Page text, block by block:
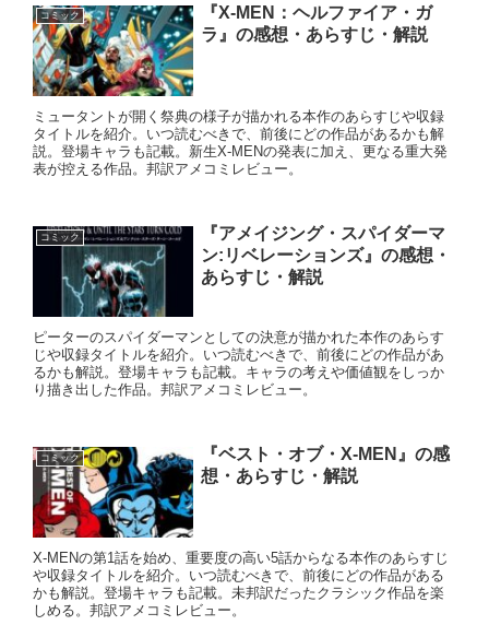
コミック
『X-MEN：ヘルファイア・ガ
ラ』の感想・あらすじ・解説
ミュータントが開く祭典の様子が描かれる本作のあらすじや収録
タイトルを紹介。いつ読むべきで、前後にどの作品があるかも解
説。登場キャラも記載。新生X-MENの発表に加え、更なる重大発
表が控える作品。邦訳アメコミレビュー。
コミック
『アメイジング・スパイダーマ
ン:リベレーションズ』の感想・
あらすじ・解説
ピーターのスパイダーマンとしての決意が描かれた本作のあらす
じや収録タイトルを紹介。いつ読むべきで、前後にどの作品があ
るかも解説。登場キャラも記載。キャラの考えや価値観をしっか
り描き出した作品。邦訳アメコミレビュー。
コミック
『ベスト・オブ・X-MEN』の感
想・あらすじ・解説
X-MENの第1話を始め、重要度の高い5話からなる本作のあらすじ
や収録タイトルを紹介。いつ読むべきで、前後にどの作品がある
かも解説。登場キャラも記載。未邦訳だったクラシック作品を楽
しめる。邦訳アメコミレビュー。